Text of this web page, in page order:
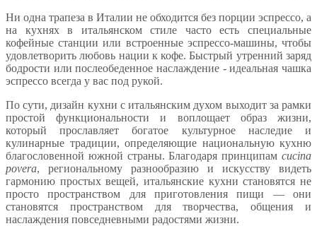
Ни одна трапеза в Италии не обходится без порции эспрессо, а
на кухнях в итальянском стиле часто есть специальные
кофейные станции или встроенные эспрессо-машины, чтобы
удовлетворить любовь нации к кофе. Быстрый утренний заряд
бодрости или послеобеденное наслаждение - идеальная чашка
эспрессо всегда у вас под рукой.
По сути, дизайн кухни с итальянским духом выходит за рамки
простой функциональности и воплощает образ жизни,
который прославляет богатое культурное наследие и
кулинарные традиции, определяющие национальную кухню
благословенной южной страны. Благодаря принципам cucina
povera, региональному разнообразию и искусству видеть
гармонию простых вещей, итальянские кухни становятся не
просто пространством для приготовления пищи — они
становятся пространством для творчества, общения и
наслаждения повседневными радостями жизни.